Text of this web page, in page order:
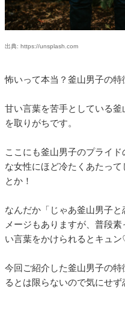
出典: https://unsplash.com
怖いって本当？釜山男子の特
甘い言葉を苦手としている
を取りがちです。
ここにも釜山男子のプライ
な女性にほど冷たくあたっ
とか！
なんだか「じゃあ釜山男子
メージもありますが、普段
い言葉をかけられるとキュ
今回ご紹介した釜山男子の
るとは限らないので気にせ